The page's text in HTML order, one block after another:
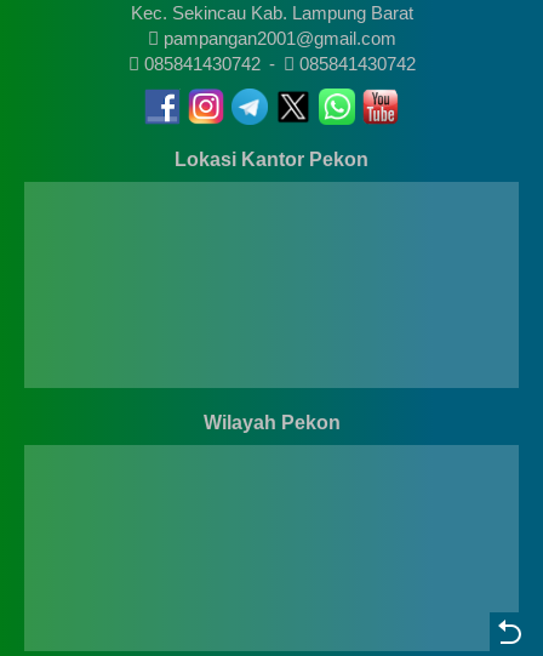
Kec. Sekincau Kab. Lampung Barat
pampangan2001@gmail.com
085841430742 - 085841430742
Lokasi Kantor Pekon
Wilayah Pekon